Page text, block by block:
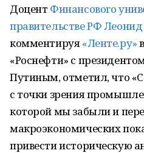
Доцент Финансового
правительстве РФЛеонид
комментируя«Ленте.ру»
«Роснефти» с
Путиным, отметил, что
с точки зрения
которой мы забыли и
макроэкономических
привести историческую